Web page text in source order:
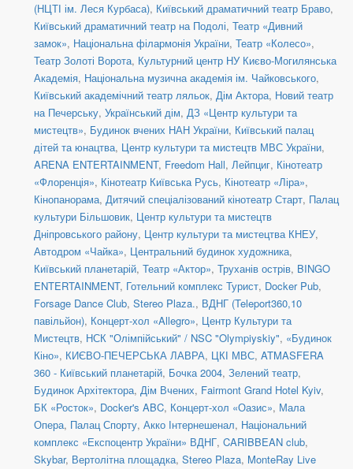
(НЦТІ ім. Леся Курбаса), Київський драматичний театр Браво,
Київський драматичний театр на Подолі, Театр «Дивний
замок», Національна філармонія України, Театр «Колесо»,
Театр Золоті Ворота, Культурний центр НУ Києво-Могилянська
Академія, Національна музична академія ім. Чайковського,
Київський академічний театр ляльок, Дім Актора, Новий театр
на Печерську, Український дім, ДЗ «Центр культури та
мистецтв», Будинок вчених НАН України, Київський палац
дітей та юнацтва, Центр культури та мистецтв МВС України,
ARENA ENTERTAINMENT, Freedom Hall, Лейпциг, Кінотеатр
«Флоренція», Кінотеатр Київська Русь, Кінотеатр «Ліра»,
Кінопанорама, Дитячий спеціалізований кінотеатр Старт, Палац
культури Більшовик, Центр культури та мистецтв
Дніпровського району, Центр культури та мистецтва КНЕУ,
Автодром «Чайка», Центральний будинок художника,
Київський планетарій, Театр «Актор», Труханів острів, BINGO
ENTERTAINMENT, Готельний комплекс Турист, Docker Pub,
Forsage Dance Club, Stereo Plaza., ВДНГ (Teleport360,10
павільйон), Концерт-хол «Allegro», Центр Культури та
Мистецтв, НСК "Олімпійський" / NSC "Olympiyskiy", «Будинок
Кіно», КИЄВО-ПЕЧЕРСЬКА ЛАВРА, ЦКІ МВС, ATMASFERA
360 - Київський планетарій, Бочка 2004, Зелений театр,
Будинок Архітектора, Дім Вчених, Fairmont Grand Hotel Kyiv,
БК «Росток», Docker's ABC, Концерт-хол «Оазис», Мала
Опера, Палац Спорту, Акко Інтернешенал, Національний
комплекс «Експоцентр України» ВДНГ, CARIBBEAN club,
Skybar, Вертолітна площадка, Stereo Plaza, MonteRay Live